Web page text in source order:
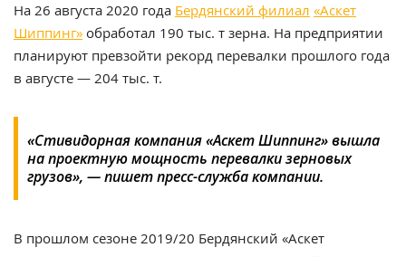
На 26 августа 2020 года Бердянский филиал «Аскет
Шиппинг» обработал 190 тыс. т зерна. На предприятии
планируют превзойти рекорд перевалки прошлого года
в августе — 204 тыс. т.
«Стивидорная компания «Аскет Шиппинг» вышла
на проектную мощность перевалки зерновых
грузов», — пишет пресс-служба компании.
В прошлом сезоне 2019/20 Бердянский «Аскет